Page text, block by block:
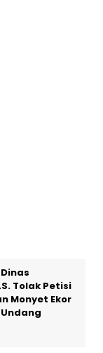
Tolak Petisi
Monyet Ekor